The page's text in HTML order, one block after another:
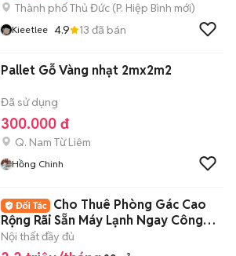
Thành phố Thủ Đức (P. Hiệp Bình mới)
Kieetlee 4.9 13 đã bán
Pallet Gỗ Vàng nhạt 2mx2m2
Đã sử dụng
300.000 đ
Q. Nam Từ Liêm
Hồng Chinh
Cho Thuê Phòng Gác Cao
Rộng Rãi Sẵn Máy Lạnh Ngay Công
Viên Đầm Sen
Nội thất đầy đủ